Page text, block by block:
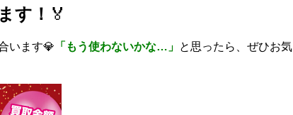
す！ 🏅
います💎 「もう使わないかな…」 と思ったら、ぜひお気